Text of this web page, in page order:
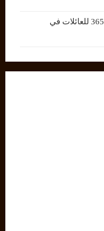
أفضل عروض تفعيل أوفيس 365 للعائلات في